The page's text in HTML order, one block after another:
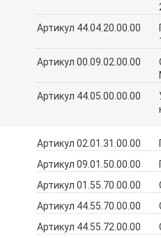
Артикул 44.04.20.00.00
Артикул 00.09.02.00.00
Артикул 44.05.00.00.00
Артикул 02.01.31.00.00
Артикул 09.01.50.00.00
Артикул 01.55.70.00.00
Артикул 44.55.70.00.00
Артикул 44.55.72.00.00